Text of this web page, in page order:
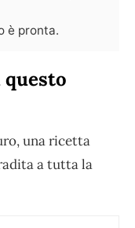
è pronta.
questo
una ricetta
a tutta la